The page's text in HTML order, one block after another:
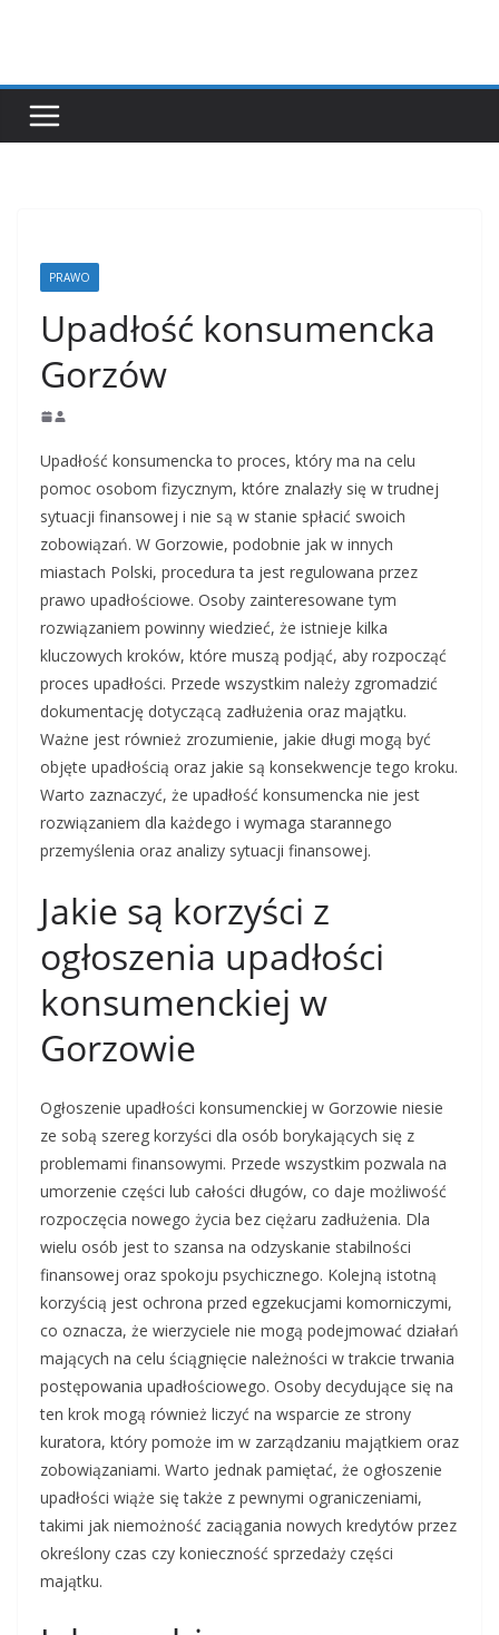
PRAWO
Upadłość konsumencka
Gorzów
Upadłość konsumencka to proces, który ma na celu
pomoc osobom fizycznym, które znalazły się w trudnej
sytuacji finansowej i nie są w stanie spłacić swoich
zobowiązań. W Gorzowie, podobnie jak w innych
miastach Polski, procedura ta jest regulowana przez
prawo upadłościowe. Osoby zainteresowane tym
rozwiązaniem powinny wiedzieć, że istnieje kilka
kluczowych kroków, które muszą podjąć, aby rozpocząć
proces upadłości. Przede wszystkim należy zgromadzić
dokumentację dotyczącą zadłużenia oraz majątku.
Ważne jest również zrozumienie, jakie długi mogą być
objęte upadłością oraz jakie są konsekwencje tego kroku.
Warto zaznaczyć, że upadłość konsumencka nie jest
rozwiązaniem dla każdego i wymaga starannego
przemyślenia oraz analizy sytuacji finansowej.
Jakie są korzyści z
ogłoszenia upadłości
konsumenckiej w
Gorzowie
Ogłoszenie upadłości konsumenckiej w Gorzowie niesie
ze sobą szereg korzyści dla osób borykających się z
problemami finansowymi. Przede wszystkim pozwala na
umorzenie części lub całości długów, co daje możliwość
rozpoczęcia nowego życia bez ciężaru zadłużenia. Dla
wielu osób jest to szansa na odzyskanie stabilności
finansowej oraz spokoju psychicznego. Kolejną istotną
korzyścią jest ochrona przed egzekucjami komorniczymi,
co oznacza, że wierzyciele nie mogą podejmować działań
mających na celu ściągnięcie należności w trakcie trwania
postępowania upadłościowego. Osoby decydujące się na
ten krok mogą również liczyć na wsparcie ze strony
kuratora, który pomoże im w zarządzaniu majątkiem oraz
zobowiązaniami. Warto jednak pamiętać, że ogłoszenie
upadłości wiąże się także z pewnymi ograniczeniami,
takimi jak niemożność zaciągania nowych kredytów przez
określony czas czy konieczność sprzedaży części
majątku.